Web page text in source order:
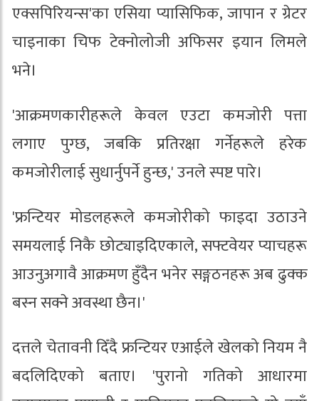
एक्सपिरियन्स'का एसिया प्यासिफिक, जापान र ग्रेटर
चाइनाका चिफ टेक्नोलोजी अफिसर इयान लिमले
भने।
'आक्रमणकारीहरूले केवल एउटा कमजोरी पत्ता
लगाए पुग्छ, जबकि प्रतिरक्षा गर्नेहरूले हरेक
कमजोरीलाई सुधार्नुपर्ने हुन्छ,' उनले स्पष्ट पारे।
'फ्रन्टियर मोडलहरूले कमजोरीको फाइदा उठाउने
समयलाई निकै छोट्याइदिएकाले, सफ्टवेयर प्याचहरू
आउनुअगावै आक्रमण हुँदैन भनेर सङ्गठनहरू अब ढुक्क
बस्न सक्ने अवस्था छैन।'
दत्तले चेतावनी दिँदै फ्रन्टियर एआईले खेलको नियम नै
बदलिदिएको बताए। 'पुरानो गतिको आधारमा